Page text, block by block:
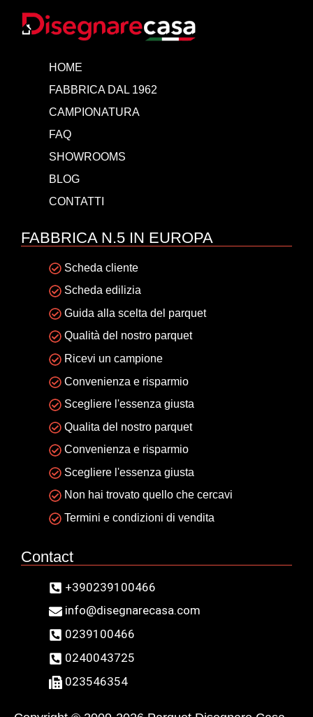
HOME
FABBRICA DAL 1962
CAMPIONATURA
FAQ
SHOWROOMS
BLOG
CONTATTI
FABBRICA N.5 IN EUROPA
Scheda cliente
Scheda edilizia
Guida alla scelta del parquet
Qualità del nostro parquet
Ricevi un campione
Convenienza e risparmio
Scegliere l'essenza giusta
Qualita del nostro parquet
Convenienza e risparmio
Scegliere l'essenza giusta
Non hai trovato quello che cercavi
Termini e condizioni di vendita
Contact
+390239100466
info@disegnarecasa.com
0239100466
0240043725
023546354